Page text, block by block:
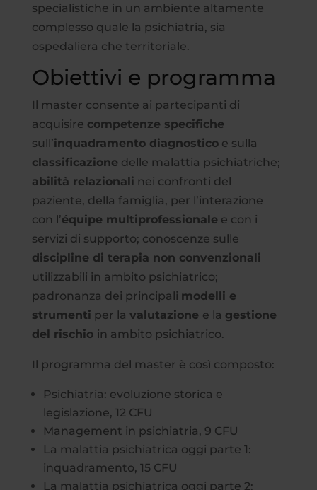
specialistiche in un ambiente altamente
complesso quale la psichiatria, sia
ospedaliera che territoriale.
Obiettivi e programma
Il master consente ai partecipanti di
acquisire competenze specifiche
sull’inquadramento diagnosticoe sulla
classificazione delle malattia psichiatriche;
abilità relazionali nei confronti del
paziente, della famiglia, per l’interazione
con l’équipe multiprofessionale e con i
servizi di supporto; conoscenze sulle
discipline di terapia non convenzionali
utilizzabili in ambito psichiatrico;
padronanza dei principali modelli e
strumenti per la valutazione e la gestione
del rischio in ambito psichiatrico.
Il programma del master è così composto:
Psichiatria: evoluzione storica e
legislazione, 12 CFU
Management in psichiatria, 9 CFU
La malattia psichiatrica oggi parte 1:
inquadramento, 15 CFU
La malattia psichiatrica oggi parte 2: